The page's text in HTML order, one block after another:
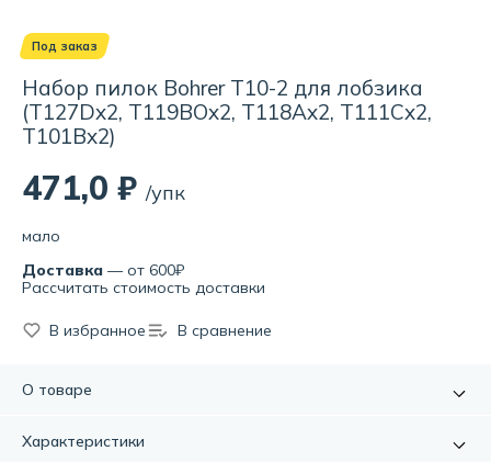
Под заказ
Набор пилок Bohrer T10-2 для лобзика
(T127Dx2, T119BOx2, T118Ax2, T111Cx2,
T101Bx2)
471,0 ₽ /упк
мало
Доставка — от 600₽
Рассчитать стоимость доставки
В избранное В сравнение
О товаре
вариант инструмента, при том, что он износостоек и
Характеристики